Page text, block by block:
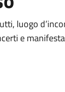
luogo
e